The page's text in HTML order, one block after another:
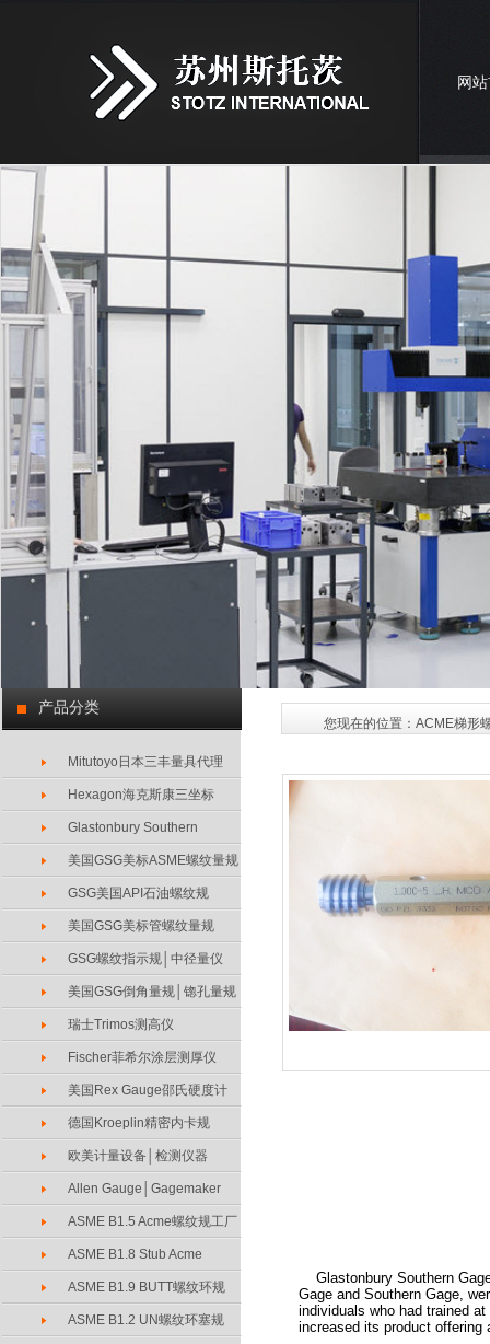
网
您现在的位置： ACME梯形
产品分类
Mitutoyo日本三丰量具代理
Hexagon海克斯康三坐标
Glastonbury Southern
美国GSG美标ASME螺纹量规
GSG美国API石油螺纹规
美国GSG美标管螺纹量规
GSG螺纹指示规│中径量仪
美国GSG倒角量规│锪孔量规
瑞士Trimos测高仪
Fischer菲希尔涂层测厚仪
美国Rex Gauge邵氏硬度计
德国Kroeplin精密内卡规
欧美计量设备│检测仪器
Allen Gauge│Gagemaker
ASME B1.5 Acme螺纹规工厂
ASME B1.8 Stub Acme
ASME B1.9 BUTT螺纹环规
ASME B1.2 UN螺纹环塞规
Glastonbury Southern
Gage and Southern Gage,
individuals who had trained
increased its product offering